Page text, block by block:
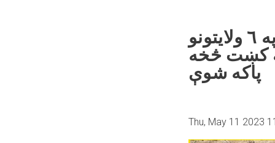
د نشه يي توکو سره د مبارزې پولیس؛ د هیواد په ٦ ولایتونو
له کښت څخه
پاکه شوې
Thu, May 11 2023